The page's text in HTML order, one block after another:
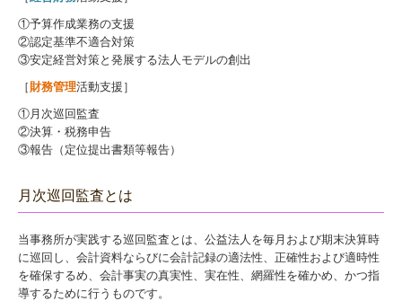
お問合せ
オンライン相談
①予算作成業務の支援
②認定基準不適合対策
③安定経営対策と発展する法人モデルの創出
［ 財務管理活動支援］
①月次巡回監査
②決算・税務申告
③報告（定位提出書類等報告）
月次巡回監査とは
当事務所が実践する巡回監査とは、公益法人を毎月および期末決算時
に巡回し、会計資料ならびに会計記録の適法性、正確性および適時性
を確保するめ、会計事実の真実性、実在性、網羅性を確かめ、かつ指
導するために行うものです。